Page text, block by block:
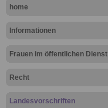
home
Informationen
Frauen im öffentlichen Dienst
Recht
Landesvorschriften